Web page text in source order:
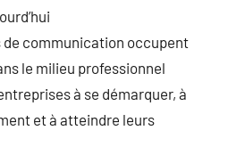
de communication occupent
le milieu professionnel
à se démarquer, à
et à atteindre leurs